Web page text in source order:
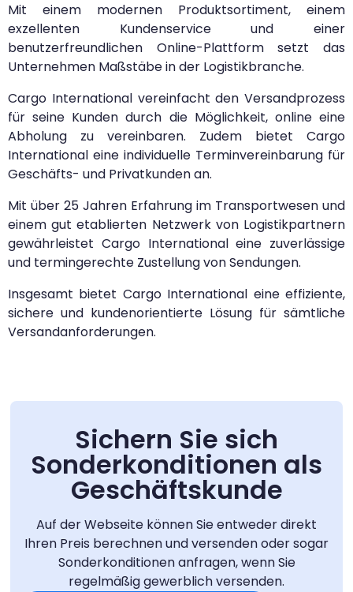
Mit einem modernen Produktsortiment, einem
exzellenten Kundenservice und einer
benutzerfreundlichen Online-Plattform setzt das
Unternehmen Maßstäbe in der Logistikbranche.
Cargo International vereinfacht den Versandprozess
für seine Kunden durch die Möglichkeit, online eine
Abholung zu vereinbaren. Zudem bietet Cargo
International eine individuelle Terminvereinbarung für
Geschäfts- und Privatkunden an.
Mit über 25 Jahren Erfahrung im Transportwesen und
einem gut etablierten Netzwerk von Logistikpartnern
gewährleistet Cargo International eine zuverlässige
und termingerechte Zustellung von Sendungen.
Insgesamt bietet Cargo International eine effiziente,
sichere und kundenorientierte Lösung für sämtliche
Versandanforderungen.
Sichern Sie sich
Sonderkonditionen als
Geschäftskunde
Auf der Webseite können Sie entweder direkt
Ihren Preis berechnen und versenden oder sogar
Sonderkonditionen anfragen, wenn Sie
regelmäßig gewerblich versenden.